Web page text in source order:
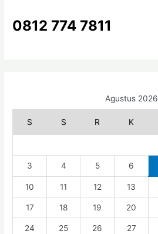
:0812 774 7811
Agustus 2026
S S R K
3 4 5 6
10 11 12 13
17 18 19 20
24 25 26 27